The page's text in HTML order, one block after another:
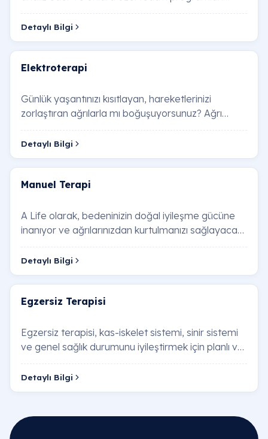
sunar. Yapay zeka destekli sistem sayesinde h…
Detaylı Bilgi
Elektroterapi
Günlük yaşantınızı kısıtlayan, hareketlerinizi
zorlaştıran ağrılarla mı boğuşuyorsunuz? Ağrı
kesicilere bağımlı kalmadan, yaşam kalitenizi a…
Detaylı Bilgi
Manuel Terapi
A Life olarak, bedeninizin doğal iyileşme gücüne
inanıyor ve ağrılarınızdan kurtulmanızı sağlayacak
etkili çözümler sunuyoruz. Bu kapsamlı r…
Detaylı Bilgi
Egzersiz Terapisi
Egzersiz terapisi, kas-iskelet sistemi, sinir sistemi
ve genel sağlık durumunu iyileştirmek için planlı ve
kontrollü fiziksel aktivitelerle …
Detaylı Bilgi